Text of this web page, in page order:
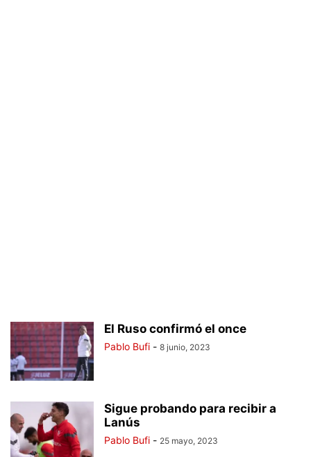
El Ruso confirmó el once
Pablo Bufi - 8 junio, 2023
Sigue probando para recibir a
Lanús
Pablo Bufi - 25 mayo, 2023